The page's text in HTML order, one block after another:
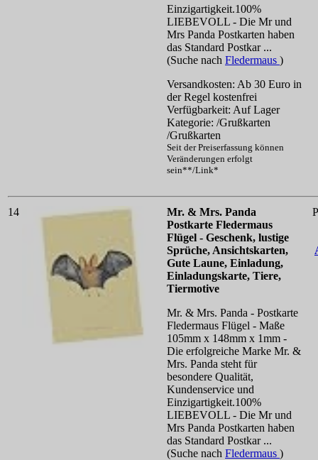
Einzigartigkeit.100%
LIEBEVOLL - Die Mr und
Mrs Panda Postkarten haben
das Standard Postkar ...
(Suche nach Fledermaus )
Versandkosten: Ab 30 Euro in
der Regel kostenfrei
Verfügbarkeit: Auf Lager
Kategorie: /Grußkarten
/Grußkarten
Seit der Preiserfassung können
Veränderungen erfolgt
sein**/Link*
14
Mr. & Mrs. Panda
Postkarte Fledermaus
Flügel - Geschenk, lustige
Sprüche, Ansichtskarten,
Gute Laune, Einladung,
Einladungskarte, Tiere,
Tiermotive
Mr. & Mrs. Panda - Postkarte
Fledermaus Flügel - Maße
105mm x 148mm x 1mm -
Die erfolgreiche Marke Mr. &
Mrs. Panda steht für
besondere Qualität,
Kundenservice und
Einzigartigkeit.100%
LIEBEVOLL - Die Mr und
Mrs Panda Postkarten haben
das Standard Postkar ...
(Suche nach Fledermaus )